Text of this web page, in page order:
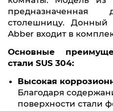
столешницу. Донный
Abber входит в
Основные преимущества нержавеющей
стали SUS 304:
Высокая
Благодаря
поверхности стали